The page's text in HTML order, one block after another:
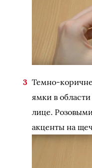
Темно-
ямки в области
лице.
акценты на